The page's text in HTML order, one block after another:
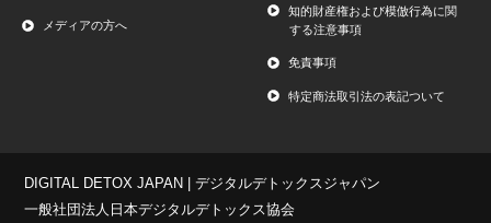
メディアの方へ
知的財産権および模倣行為に関
する注意事項
免責事項
特定商法取引法の表記ついて
DIGITAL DETOX JAPAN | デジタルデトックスジャパン
一般社団法人日本デジタルデトックス協会